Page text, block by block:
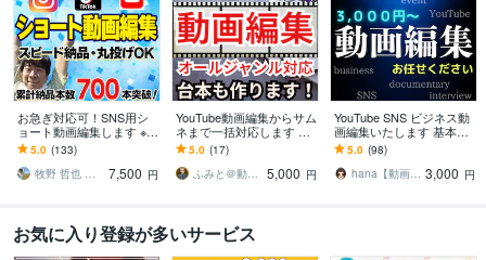
お急ぎ対応可！SNS用シ
ョート動画編集します ※Ti
kTok、Instagram、YouTu
be、Xなど
5.0 (133)
牧野 哲也 ★ 動画編集まきくん
7,500 円
YouTube動画編集からサム
ネまで一括対応します ／
TikTokやリールも対応！
企画から編集まで徹底サ
ポート！
5.0 (17)
ふみと＠動画×台本
5,000 円
YouTube SNS ビジネス動
画編集いたします 基本を
大切に分かりやすく丁寧
に対応させていただきま
す！
5.0 (98)
hana【動画編集】 3,000 円
お気に入り登録が多いサービス